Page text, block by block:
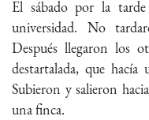
El sábado por la
universidad. No
Después llegaron los
destartalada, que
Subieron y salieron
una finca.